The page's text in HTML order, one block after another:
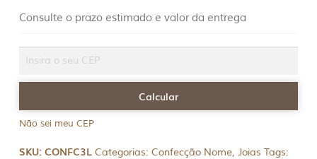
Consulte o prazo estimado e valor da entrega
Não sei meu CEP
SKU:CONFC3L Categorias:Confecção Nome,Joias Tags: